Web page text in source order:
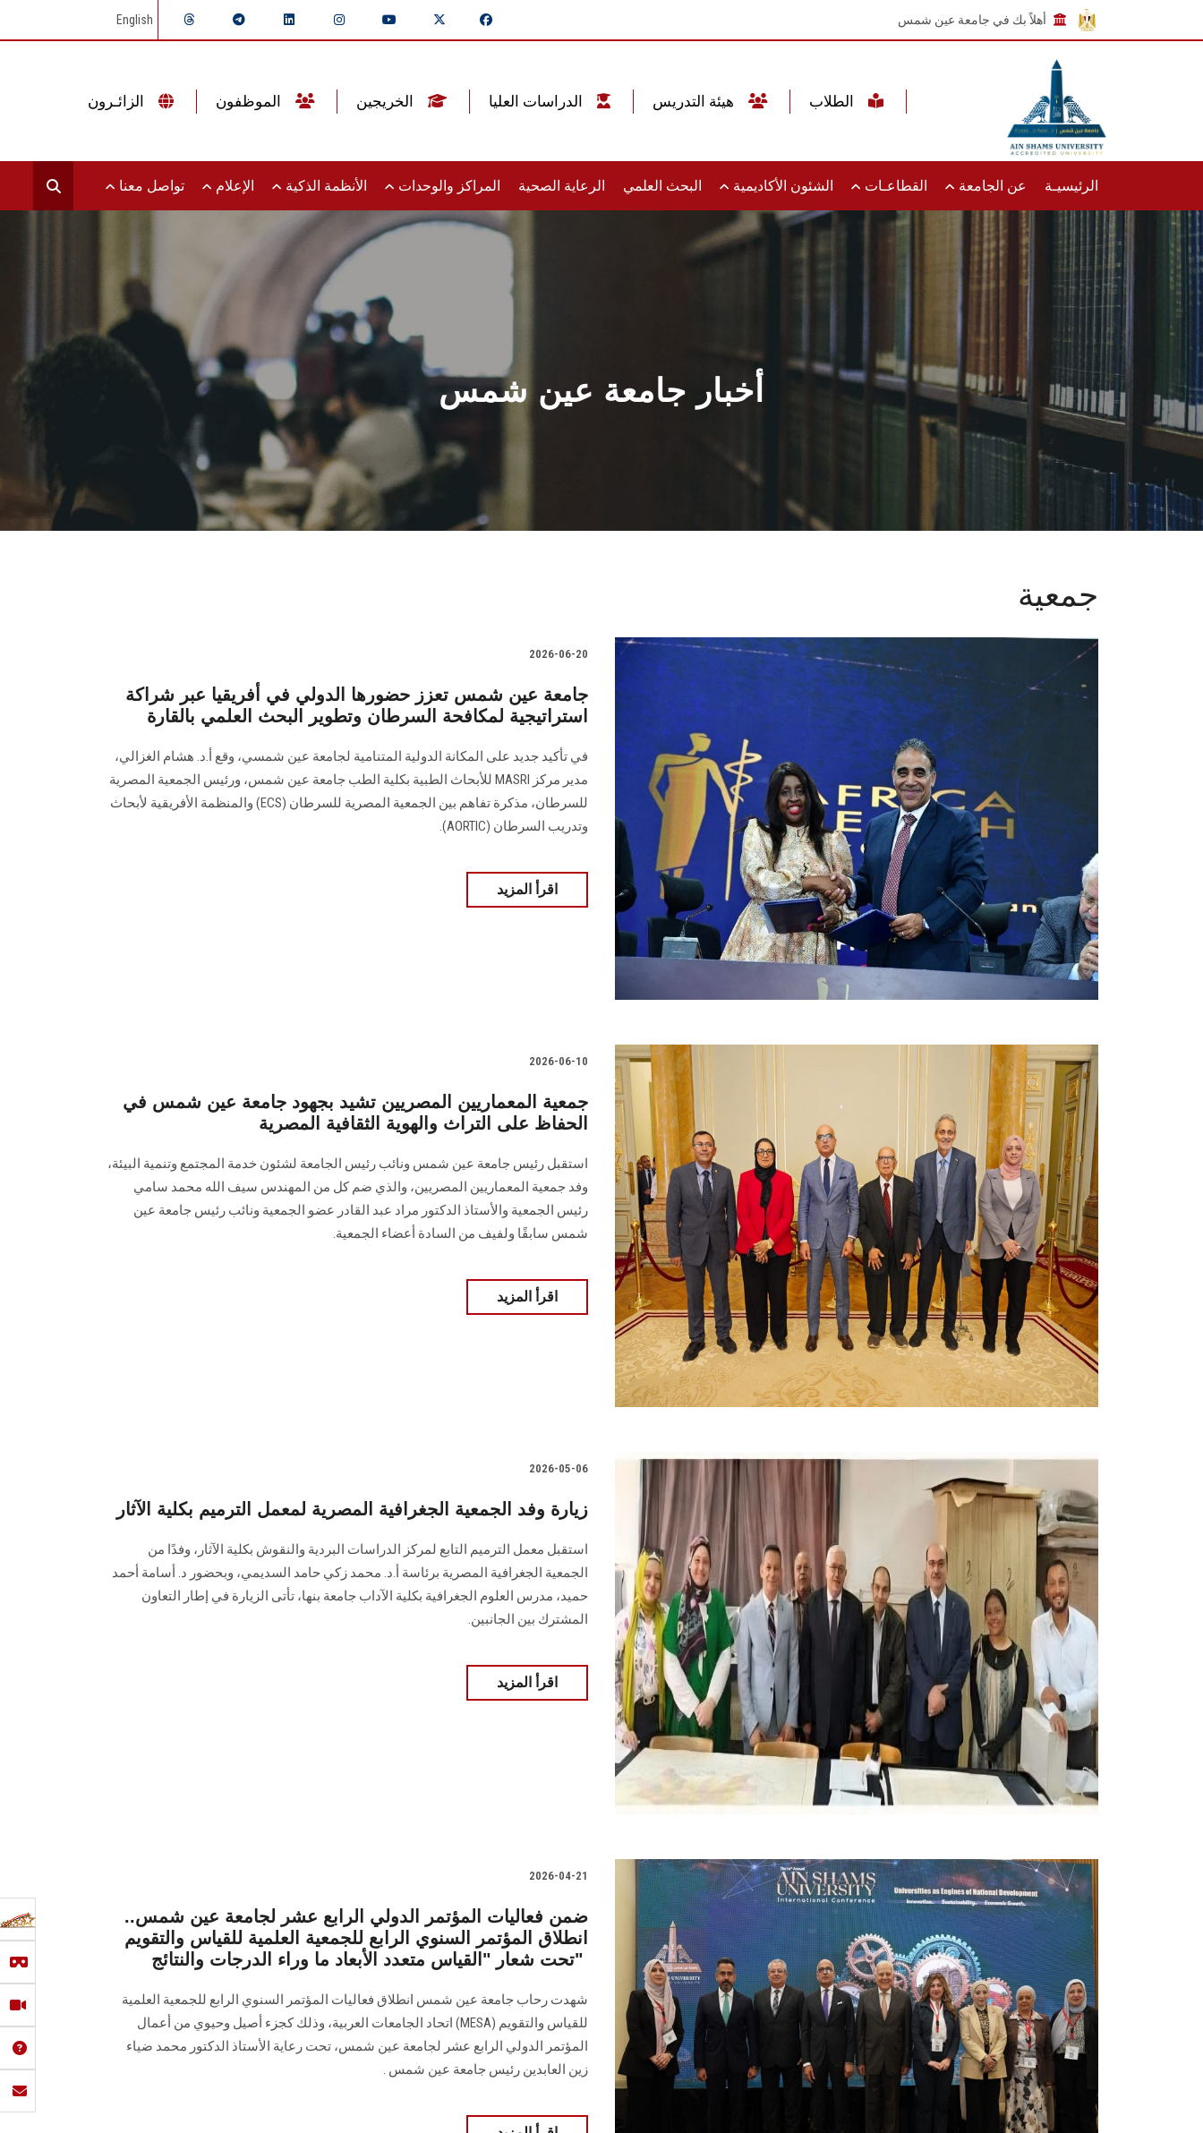
أهلاً بك في جامعة عين شمس English
الرئيسيـة عن الجامعة القطاعـات الشئون الأكاديمية البحث العلمي الرعاية الصحية المراكز والوحدات الأنظمة الذكية الإعلام تواصل معنا
أخبار جامعة عين شمس
جمعية
2026-06-20
جامعة عين شمس تعزز حضورها الدولي في أفريقيا عبر شراكة
استراتيجية لمكافحة السرطان وتطوير البحث العلمي بالقارة
في تأكيد جديد على المكانة الدولية المتنامية لجامعة عين شمسي، وقع أ.د. هشام الغزالي،
مدير مركز MASRI للأبحاث الطبية بكلية الطب جامعة عين شمس، ورئيس الجمعية المصرية
للسرطان، مذكرة تفاهم بين الجمعية المصرية للسرطان (ECS) والمنظمة الأفريقية لأبحاث
وتدريب السرطان (AORTIC).
اقرأ المزيد
2026-06-10
جمعية المعماريين المصريين تشيد بجهود جامعة عين شمس في
الحفاظ على التراث والهوية الثقافية المصرية
استقبل رئيس جامعة عين شمس ونائب رئيس الجامعة لشئون خدمة المجتمع وتنمية البيئة،
وفد جمعية المعماريين المصريين، والذي ضم كل من المهندس سيف الله محمد سامي
رئيس الجمعية والأستاذ الدكتور مراد عبد القادر عضو الجمعية ونائب رئيس جامعة عين
شمس سابقًا ولفيف من السادة أعضاء الجمعية.
اقرأ المزيد
2026-05-06
زيارة وفد الجمعية الجغرافية المصرية لمعمل الترميم بكلية الآثار
استقبل معمل الترميم التابع لمركز الدراسات البردية والنقوش بكلية الآثار، وفدًا من
الجمعية الجغرافية المصرية برئاسة أ.د. محمد زكي حامد السديمي، وبحضور د. أسامة أحمد
حميد، مدرس العلوم الجغرافية بكلية الآداب جامعة بنها، تأتى الزيارة في إطار التعاون
المشترك بين الجانبين.
اقرأ المزيد
2026-04-21
ضمن فعاليات المؤتمر الدولي الرابع عشر لجامعة عين شمس..
انطلاق المؤتمر السنوي الرابع للجمعية العلمية للقياس والتقويم
تحت شعار "القياس متعدد الأبعاد ما وراء الدرجات والنتائج"
شهدت رحاب جامعة عين شمس انطلاق فعاليات المؤتمر السنوي الرابع للجمعية العلمية
للقياس والتقويم (MESA) اتحاد الجامعات العربية، وذلك كجزء أصيل وحيوي من أعمال
المؤتمر الدولي الرابع عشر لجامعة عين شمس، تحت رعاية الأستاذ الدكتور محمد ضياء
زين العابدين رئيس جامعة عين شمس .